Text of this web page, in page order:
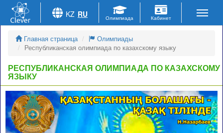
Главная страница
Олимпиады
Республиканская олимпиада по казахскому языку
РЕСПУБЛИКАНСКАЯ ОЛИМПИАДА ПО КАЗАХСКОМУ
ЯЗЫКУ
KZ RU